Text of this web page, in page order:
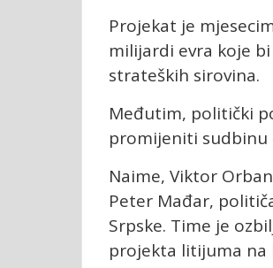
Projekat je
milijardi evra koje
strateških sirovina.
Međutim, politički
promijeniti sudbinu
Naime, Viktor
Peter Mađar,
Srpske. Time je
projekta litijuma na